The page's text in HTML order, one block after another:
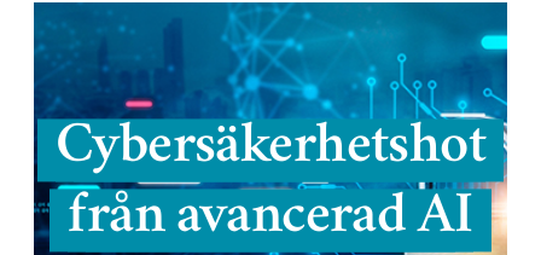
Cybersäkerhetshot
från avancerad AI